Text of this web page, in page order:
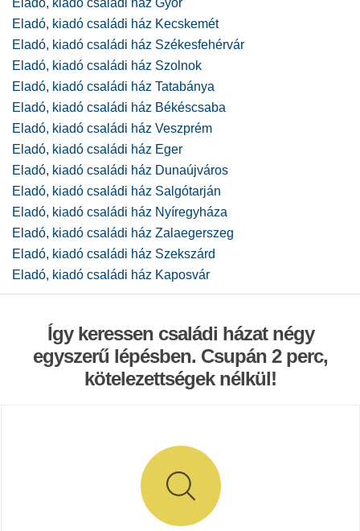
Eladó, kiadó családi ház Győr
Eladó, kiadó családi ház Kecskemét
Eladó, kiadó családi ház Székesfehérvár
Eladó, kiadó családi ház Szolnok
Eladó, kiadó családi ház Tatabánya
Eladó, kiadó családi ház Békéscsaba
Eladó, kiadó családi ház Veszprém
Eladó, kiadó családi ház Eger
Eladó, kiadó családi ház Dunaújváros
Eladó, kiadó családi ház Salgótarján
Eladó, kiadó családi ház Nyíregyháza
Eladó, kiadó családi ház Zalaegerszeg
Eladó, kiadó családi ház Szekszárd
Eladó, kiadó családi ház Kaposvár
Így keressen családi házat négy
egyszerű lépésben. Csupán 2 perc,
kötelezettségek nélkül!